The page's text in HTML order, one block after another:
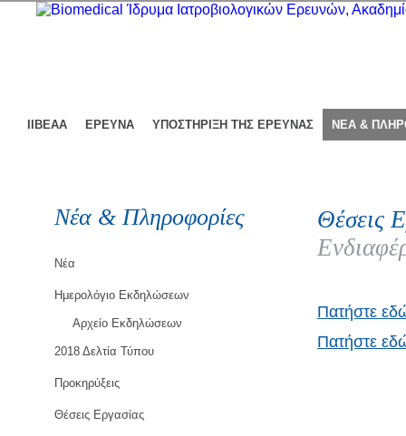
ΙΙΒΕΑΑ ΕΡΕΥΝΑ ΥΠΟΣΤΗΡΙΞΗ ΤΗΣ ΕΡΕΥΝΑΣ ΝΕΑ &
Νέα & Πληροφορίες
Νέα
Ημερολόγιο Εκδηλώσεων
Αρχείο Εκδηλώσεων
2018 Δελτία Τύπου
Προκηρύξεις
Θέσεις Εργασίας
Θέσεις
Πατήστε
Πατήστε